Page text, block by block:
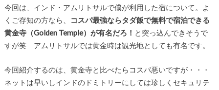
今回は、インド・アムリトサルで僕が利用した宿について。よ
くご存知の方なら、
コスパ最強ならタダ飯で無料で宿泊できる
黄金寺（Golden Temple）が有名だろ！ と突っ込んできそうで
すが笑 アムリトサルでは黄金時は観光地としても有名です。
今回紹介するのは、黄金寺と比べたらコスパ悪いですが・・・
ネットは早いしインドのドミトリーにしては珍しくセキュリテ